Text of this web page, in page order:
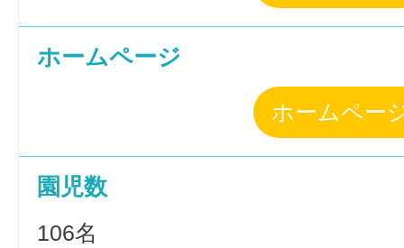
ホームページ
ホームペー
園児数
106名